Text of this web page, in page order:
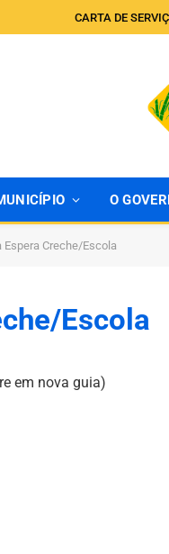
CARTA DE
O
Espera Creche/Escola
Escola
em nova guia)